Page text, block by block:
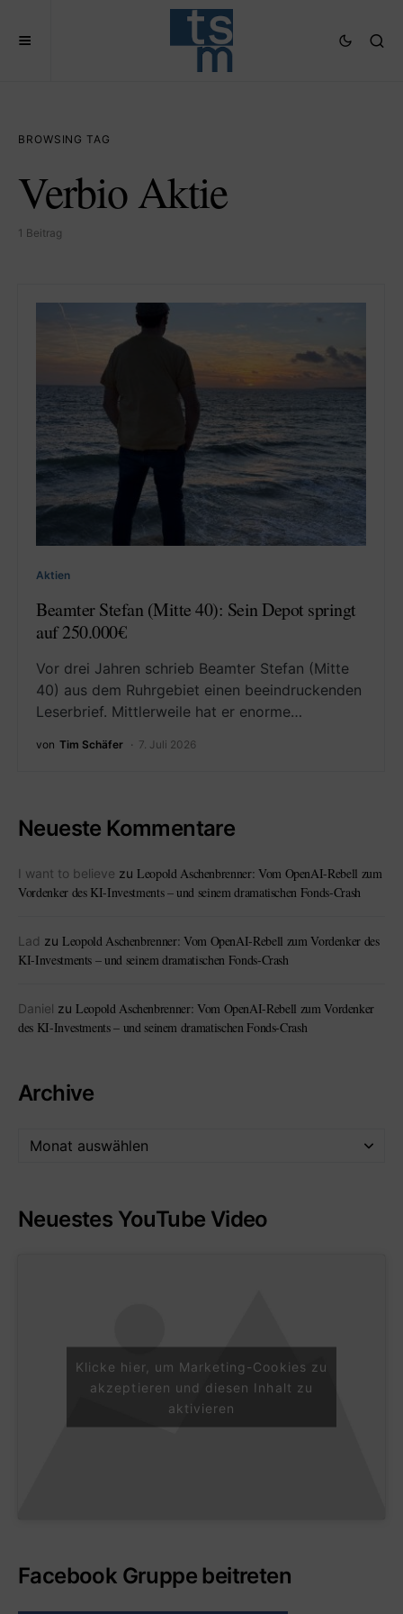
BROWSING TAG
Verbio Aktie
1 Beitrag
Aktien
Beamter Stefan (Mitte 40): Sein Depot springt
auf 250.000€
Vor drei Jahren schrieb Beamter Stefan (Mitte
40) aus dem Ruhrgebiet einen beeindruckenden
Leserbrief. Mittlerweile hat er enorme…
von Tim Schäfer 7. Juli 2026
Neueste Kommentare
I want to believe zu Leopold Aschenbrenner: Vom OpenAI-Rebell zum
Vordenker des KI-Investments – und seinem dramatischen Fonds-Crash
Lad zu Leopold Aschenbrenner: Vom OpenAI-Rebell zum Vordenker des
KI-Investments – und seinem dramatischen Fonds-Crash
Daniel zu Leopold Aschenbrenner: Vom OpenAI-Rebell zum Vordenker
des KI-Investments – und seinem dramatischen Fonds-Crash
Archive
Neuestes YouTube Video
Klicke hier, um Marketing-Cookies zu
akzeptieren und diesen Inhalt zu
aktivieren
Facebook Gruppe beitreten